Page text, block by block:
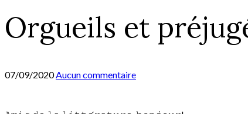
Orgueils et
07/09/2020 Aucun commentaire